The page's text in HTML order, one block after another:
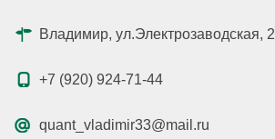
Владимир, ул.Электрозаводская, 2
+7 (920) 924-71-44
quant_vladimir33@mail.ru